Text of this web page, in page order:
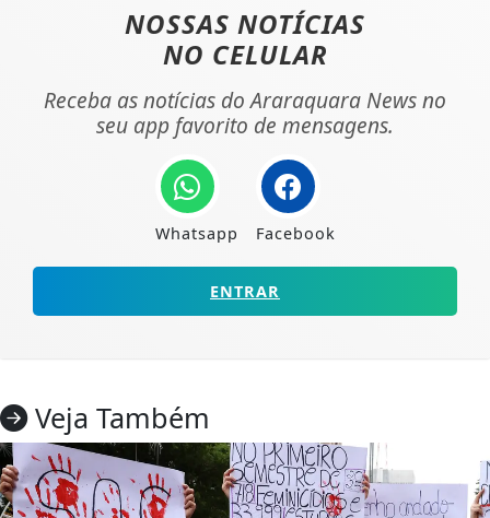
NOSSAS NOTÍCIAS
NO CELULAR
Receba as notícias do Araraquara News no
seu app favorito de mensagens.
Whatsapp Facebook
ENTRAR
Veja Também